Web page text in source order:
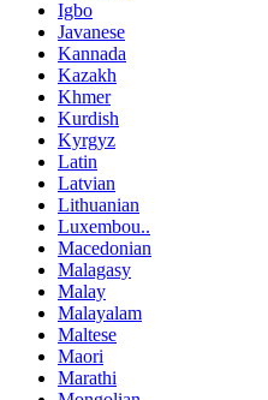
Igbo
Javanese
Kannada
Kazakh
Khmer
Kurdish
Kyrgyz
Latin
Latvian
Lithuanian
Luxembou..
Macedonian
Malagasy
Malay
Malayalam
Maltese
Maori
Marathi